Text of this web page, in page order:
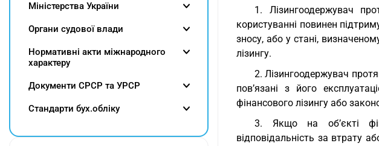
1. Лізингоодержувач
користуванні повинен
зносу, або у стані,
лізингу.
2. Лізингоодержувач
пов’язані з його
фінансового лізингу або
3. Якщо на об’єкті
відповідальність за втрату
Міністерства України
Органи судової влади
Нормативні акти міжнародного
характеру
Документи СРСР та УРСР
Cтандарти бух.обліку